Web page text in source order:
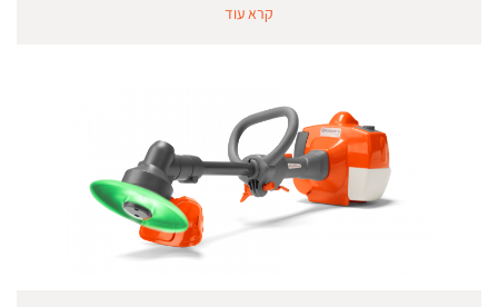
קרא עוד